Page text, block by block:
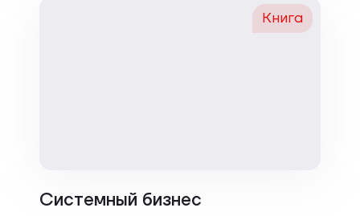
Книга
Системный бизнес